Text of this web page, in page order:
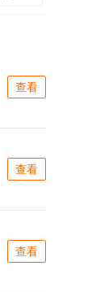
查看
查看
查看